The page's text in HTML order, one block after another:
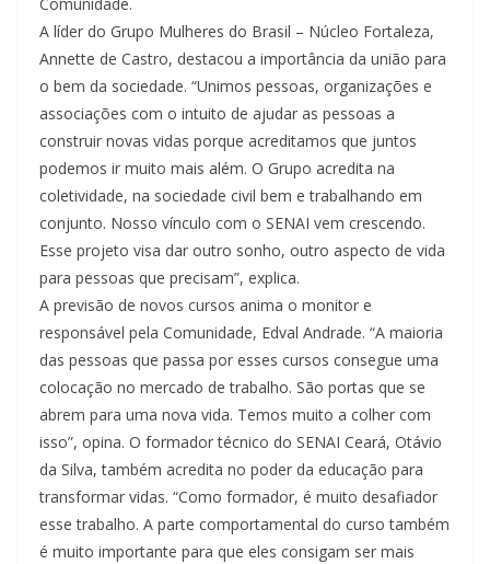
A líder do Grupo Mulheres do Brasil – Núcleo Fortaleza,
Annette de Castro, destacou a importância da união para
o bem da sociedade. “Unimos pessoas, organizações e
associações com o intuito de ajudar as pessoas a
construir novas vidas porque acreditamos que juntos
podemos ir muito mais além. O Grupo acredita na
coletividade, na sociedade civil bem e trabalhando em
conjunto. Nosso vínculo com o SENAI vem crescendo.
Esse projeto visa dar outro sonho, outro aspecto de vida
para pessoas que precisam”, explica.
A previsão de novos cursos anima o monitor e
responsável pela Comunidade, Edval Andrade. “A maioria
das pessoas que passa por esses cursos consegue uma
colocação no mercado de trabalho. São portas que se
abrem para uma nova vida. Temos muito a colher com
isso”, opina. O formador técnico do SENAI Ceará, Otávio
da Silva, também acredita no poder da educação para
transformar vidas. “Como formador, é muito desafiador
esse trabalho. A parte comportamental do curso também
é muito importante para que eles consigam ser mais